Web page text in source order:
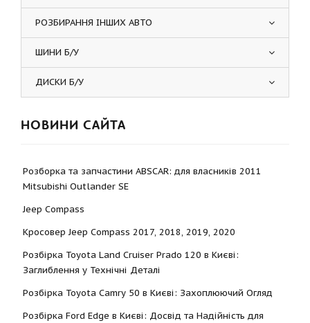
РОЗБИРАННЯ ІНШИХ АВТО
ШИНИ Б/У
ДИСКИ Б/У
НОВИНИ САЙТА
Розборка та запчастини ABSCAR: для власників 2011
Mitsubishi Outlander SE
Jeep Compass
Кросовер Jeep Compass 2017, 2018, 2019, 2020
Розбірка Toyota Land Cruiser Prado 120 в Києві:
Заглиблення у Технічні Деталі
Розбірка Toyota Camry 50 в Києві: Захоплюючий Огляд
Розбірка Ford Edge в Києві: Досвід та Надійність для